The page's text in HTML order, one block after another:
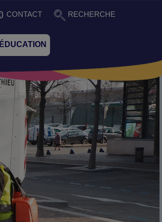
CONTACT RECHERCHE
ÉDUCATION